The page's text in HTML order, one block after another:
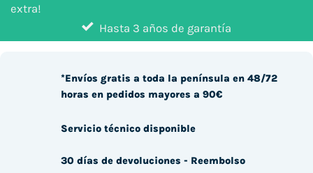
extra!
Hasta 3 años de garantía
*Envíos gratis a toda la península en 48/72
horas en pedidos mayores a 90€
Servicio técnico disponible
30 días de devoluciones - Reembolso